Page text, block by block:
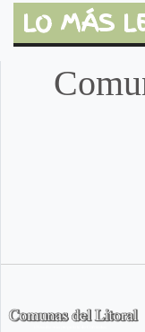
LO MÁS